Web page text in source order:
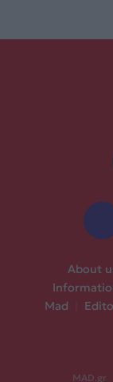
About
Mad
MAD.gr